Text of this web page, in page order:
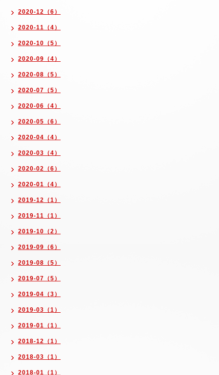
2020-12（6）
2020-11（4）
2020-10（5）
2020-09（4）
2020-08（5）
2020-07（5）
2020-06（4）
2020-05（6）
2020-04（4）
2020-03（4）
2020-02（6）
2020-01（4）
2019-12（1）
2019-11（1）
2019-10（2）
2019-09（6）
2019-08（5）
2019-07（5）
2019-04（3）
2019-03（1）
2019-01（1）
2018-12（1）
2018-03（1）
2018-01（1）